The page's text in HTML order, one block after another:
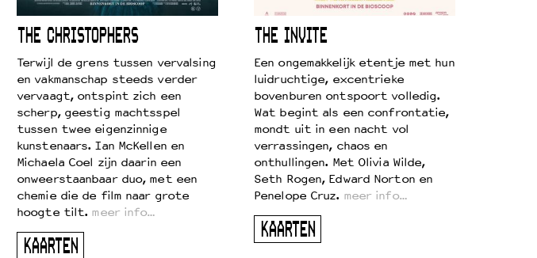
THE CHRISTOPHERS
Terwijl de grens tussen vervalsing
en vakmanschap steeds verder
vervaagt, ontspint zich een
scherp, geestig machtsspel
tussen twee eigenzinnige
kunstenaars. Ian McKellen en
Michaela Coel zijn daarin een
onweerstaanbaar duo, met een
chemie die de film naar grote
hoogte tilt. meer info…
KAARTEN
THE INVITE
Een ongemakkelijk etentje met hun
luidruchtige, excentrieke
bovenburen ontspoort volledig.
Wat begint als een confrontatie,
mondt uit in een nacht vol
verrassingen, chaos en
onthullingen. Met Olivia Wilde,
Seth Rogen, Edward Norton en
Penelope Cruz. meer info…
KAARTEN